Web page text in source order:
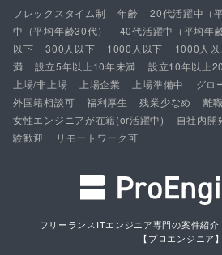
フレックスタイム制 年齢 20代活躍中（
中（平均年齢30代）
40代活躍中（平均年
以下
300人以下 1000人以下 1000人以
満
設立5年以上10年未満 設立10年以上
上場/非上場
上場企業 上場準備中 グロ
外国籍相談可
福利厚生 残業少なめ 離
女性エンジニアが在籍(or活躍中)
自社内開
験歓迎
リモートワーク可
フリーランスITエンジニア専門の案件紹介
【プロエンジニア】